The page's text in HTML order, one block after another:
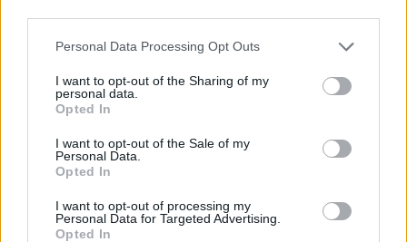
Personal Data Processing Opt Outs
I want to opt-out of the Sharing of my
personal data.
Opted In
I want to opt-out of the Sale of my
Personal Data.
Opted In
I want to opt-out of processing my
Personal Data for Targeted Advertising.
Opted In
ΕΙΔΉΣΕΙΣ
Τελευταία Νέα
9 πράγματα που δεν πρέπει να
27 Φεβρουαρίου 2026